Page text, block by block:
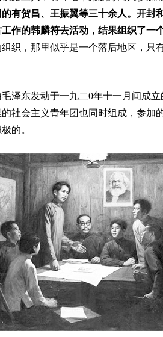
有贺昌、王振翼等三十余人。 开封
作的韩麟符去活动，结果组织了一
织，那里似乎是一个落后地区，只
毛泽东发动于一九二0年十一月间成
社会主义青年团也同时组成，参加
的。